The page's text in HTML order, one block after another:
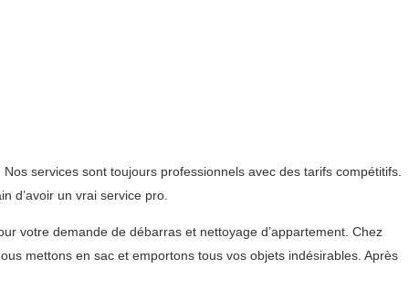
services sont toujours professionnels avec des tarifs compétitifs.
d’avoir un vrai service pro.
votre demande de débarras et nettoyage d’appartement. Chez
mettons en sac et emportons tous vos objets indésirables. Après